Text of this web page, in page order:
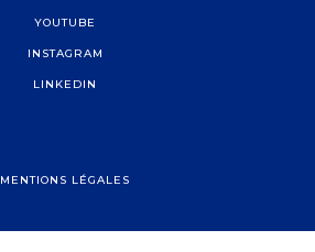
YOUTUBE
INSTAGRAM
LINKEDIN
MENTIONS LÉGALES